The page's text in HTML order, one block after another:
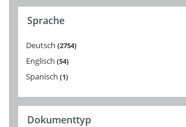
Sprache
Deutsch 2754
Englisch 54
Spanisch 1
Dokumenttyp